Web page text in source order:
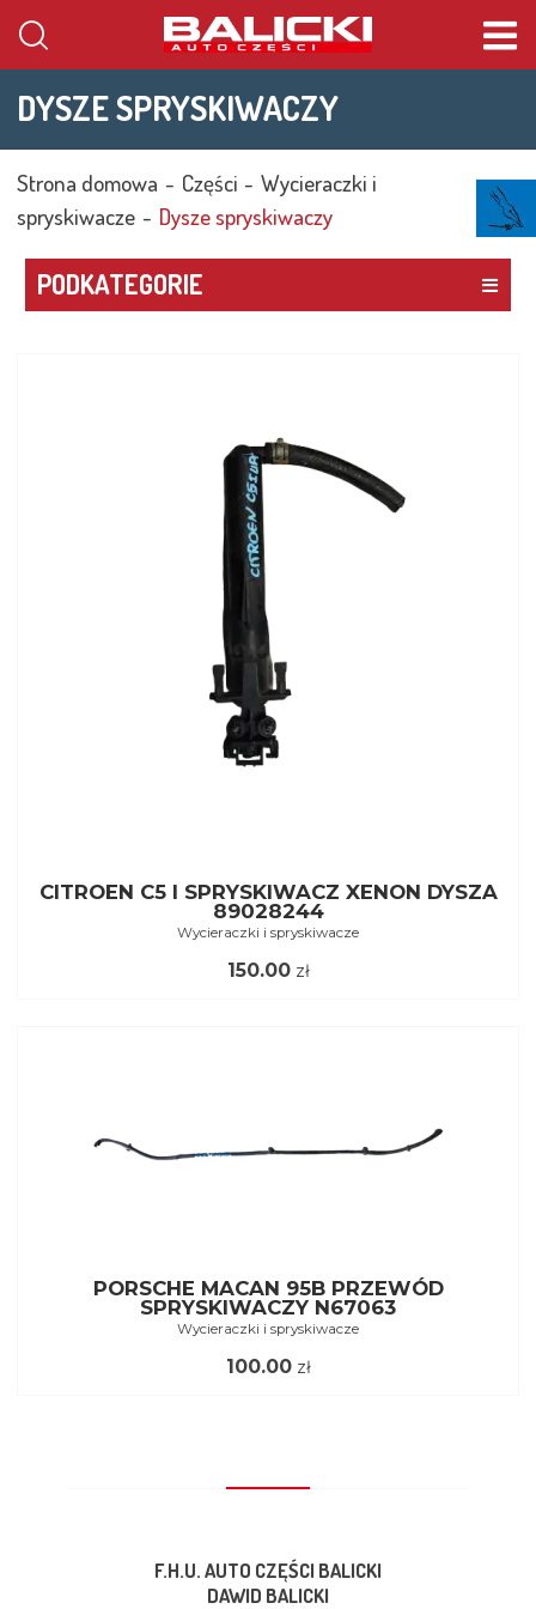
DYSZE SPRYSKIWACZY
Cena
Id WYSZUKAJ
Strona domowa Części
Wycieraczki i
spryskiwacze
Dysze spryskiwaczy
PODKATEGORIE
CITROEN C5 I SPRYSKIWACZ XENON DYSZA
89028244
Wycieraczki i spryskiwacze
150.00zł
PORSCHE MACAN 95B PRZEWÓD
SPRYSKIWACZY N67063
Wycieraczki i spryskiwacze
100.00zł
F.H.U. AUTO CZĘŚCI BALICKI
DAWID BALICKI